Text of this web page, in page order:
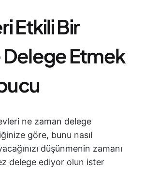
Etkili Bir
Etmek
ne zaman delege
göre, bunu nasıl
düşünmenin zamanı
delege ediyor olun ister